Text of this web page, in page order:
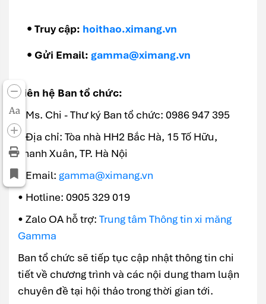
Aa
• Truy cập: hoithao.ximang.vn
• Gửi Email: gamma@ximang.vn
Liên hệ Ban tổ chức:
• Ms. Chi - Thư ký Ban tổ chức: 0986 947 395
• Địa chỉ: Tòa nhà HH2 Bắc Hà, 15 Tố Hữu,
Thanh Xuân, TP. Hà Nội
• Email: gamma@ximang.vn
• Hotline: 0905 329 019
• Zalo OA hỗ trợ: Trung tâm Thông tin xi măng
Gamma
Ban tổ chức sẽ tiếp tục cập nhật thông tin chi
tiết về chương trình và các nội dung tham luận
chuyên đề tại hội thảo trong thời gian tới.